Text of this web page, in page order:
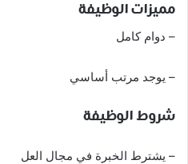
مميزات الوظيفة
– دوام كامل
– يوجد مرتب أساسي
شروط الوظيفة
– يشترط الخبرة في مجال العل